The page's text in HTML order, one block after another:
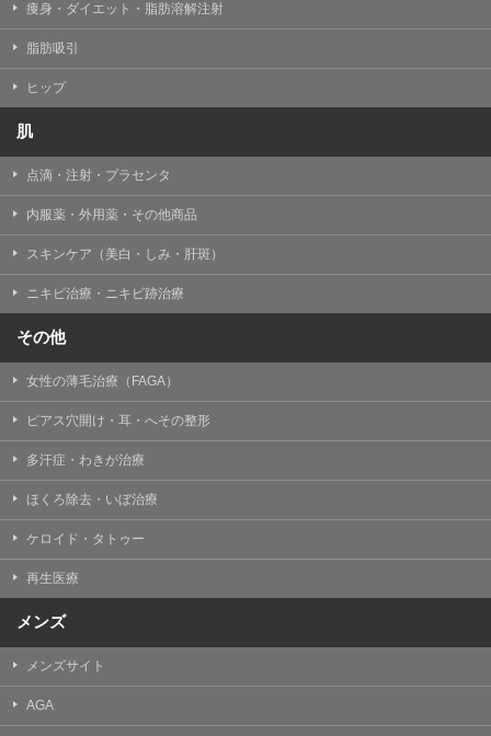
TCBグループが運営するWEBサイトでは、アクセスログ
として患者様の履歴情報をサーバ上に記録しています。
アクセスログはWEBサイトの保守管理や利用状況に関す
る統計分析のために使用されます。それ以外の目的で使
用されることはありません。
事業上の必要性等に応じて、改定される場合がありま
す。
掲載したときをもって効力を生じるものとします。
痩身・ダイエット・脂肪溶解注射
脂肪吸引
ヒップ
肌
点滴・注射・プラセンタ
内服薬・外用薬・その他商品
スキンケア（美白・しみ・肝斑）
ニキビ治療・ニキビ跡治療
その他
女性の薄毛治療（FAGA）
ピアス穴開け・耳・へその整形
多汗症・わきが治療
ほくろ除去・いぼ治療
ケロイド・タトゥー
再生医療
メンズ
メンズサイト
AGA